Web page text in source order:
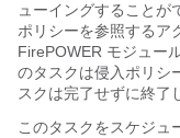
ューイングすることが
ポリシーを参照するア
FirePOWER モジュー
のタスクは侵入ポリシ
スクは完了せずに終了
このタスクをスケジュ